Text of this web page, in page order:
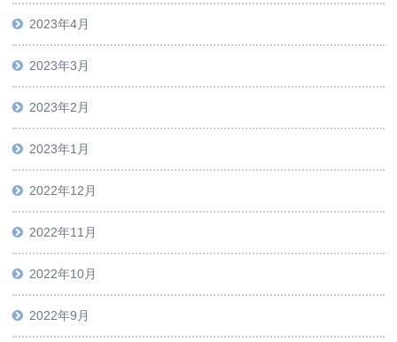
2023年4月
2023年3月
2023年2月
2023年1月
2022年12月
2022年11月
2022年10月
2022年9月